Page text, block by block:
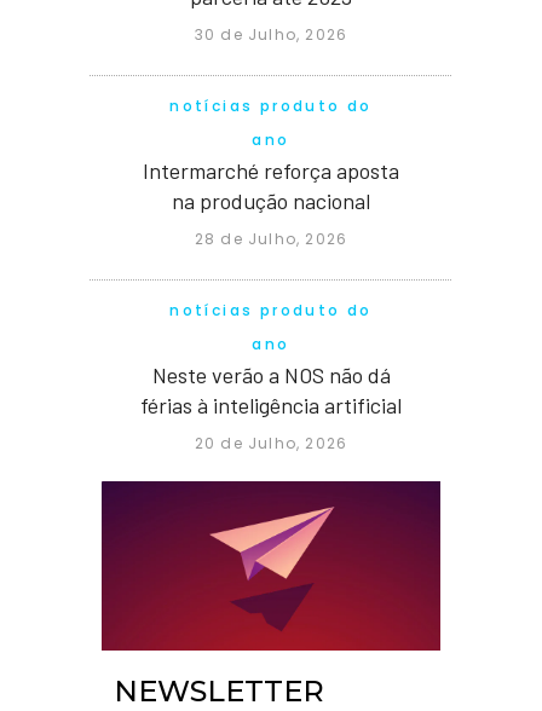
30 de Julho, 2026
notícias produto do
ano
Intermarché reforça aposta
na produção nacional
28 de Julho, 2026
notícias produto do
ano
Neste verão a NOS não dá
férias à inteligência artificial
20 de Julho, 2026
NEWSLETTER